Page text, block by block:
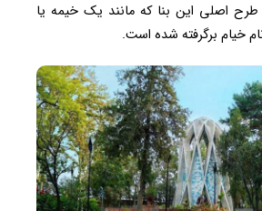
اصلی این بنا که مانند یک خیمه یا
خیام برگرفته شده است.